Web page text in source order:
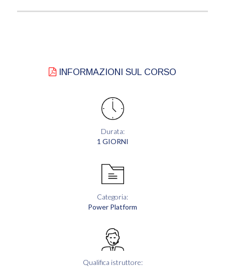
INFORMAZIONI SUL CORSO
Durata:
1 GIORNI
Categoria:
Power Platform
Qualifica istruttore: